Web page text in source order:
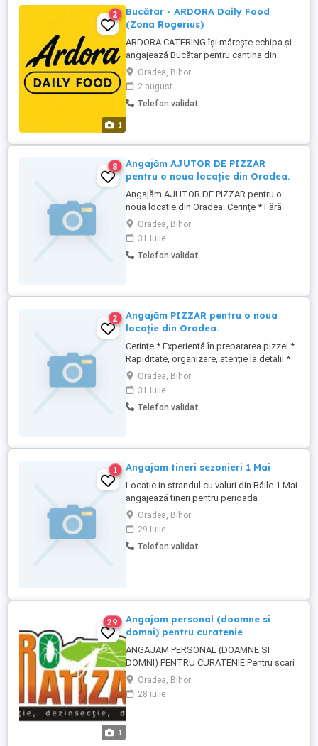
1
2
Bucătar - ARDORA Daily Food
(Zona Rogerius)
ARDORA CATERING își mărește echipa și
angajează Bucătar pentru cantina din
Oradea, zona Rogerius. Cerințe: *
Experiență în bucătărie (cantină, catering
sau restaurant constituie avantaj); *
Seriozitate, responsabilitate și
Oradea, Bihor
2 august
Telefon validat
8
Angajăm AJUTOR DE PIZZAR
pentru o noua locație din Oradea.
Angajăm AJUTOR DE PIZZAR pentru o
noua locație din Oradea. Cerințe * Fără
experiență * Dorință de învățare *
Seriozitate și disciplină * Disponibilitate
full-time * Detalii rol ajutor pizzer Oferim *
Salariu: minim pe economie * Training
Oradea, Bihor
31 iulie
Telefon validat
2
Angajăm PIZZAR pentru o noua
locație din Oradea.
Cerințe * Experiență în prepararea pizzei *
Rapiditate, organizare, atenție la detalii *
Seriozitate și spirit de echipă *
Disponibilitate full-time * Responsabilități
pizzer Oferim * Salariu: 3500-4000 lei net,
în funcție de experiență * Tichete de masă
Oradea, Bihor
31 iulie
Telefon validat
1 Angajam tineri sezonieri 1 Mai
Locație in strandul cu valuri din Băile 1 Mai
angajează tineri pentru perioada
sezonului.
Oradea, Bihor
29 iulie
Telefon validat
1
29
Angajam personal (doamne si
domni) pentru curatenie
ANGAJAM PERSONAL (DOAMNE SI
DOMNI) PENTRU CURATENIE Pentru scari
de bloc, spatii comerciale si spatii de
birouri. Cautam persoane serioase,
responsabile, cu experienta in domeniu,
Oradea, Bihor
28 iulie